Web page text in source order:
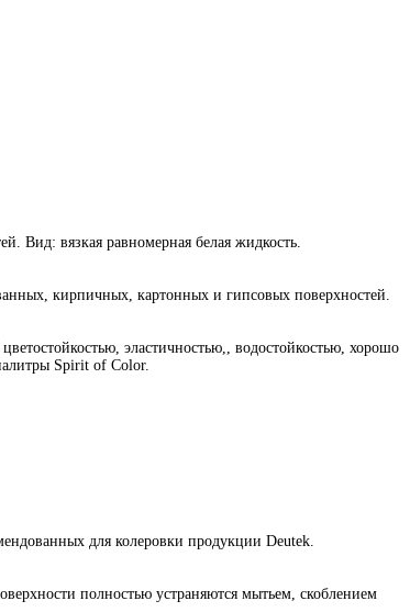
Вид: вязкая равномерная белая жидкость.
кирпичных, картонных и гипсовых поверхностей.
эластичностью,, водостойкостью, хорошо
Spirit of Color.
для колеровки продукции Deutek.
полностью устраняются мытьем, скоблением